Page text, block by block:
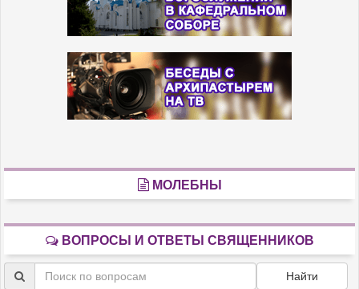
МОЛЕБНЫ
ВОПРОСЫ И ОТВЕТЫ СВЯЩЕННИКОВ
Найти